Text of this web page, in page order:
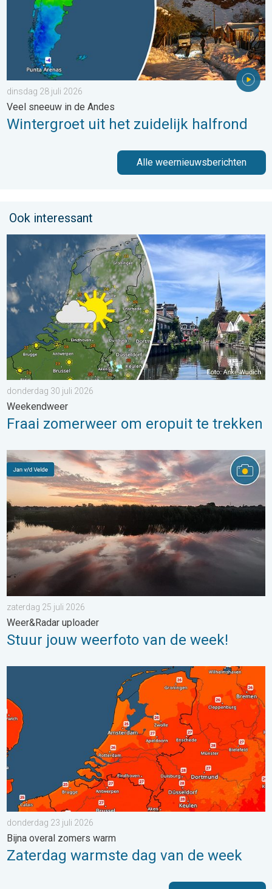
dinsdag 28 juli 2026
Veel sneeuw in de Andes
Wintergroet uit het zuidelijk halfrond
Alle weernieuwsberichten
Ook interessant
Fraai zomerweer om eropuit te trekken. Weekendweer. . .
donderdag 30 juli 2026
Weekendweer
Fraai zomerweer om eropuit te trekken
Stuur jouw weerfoto van de week!. Weer&Radar uploader. . .
zaterdag 25 juli 2026
Weer&Radar uploader
Stuur jouw weerfoto van de week!
Zaterdag warmste dag van de week. Bijna overal zomers
donderdag 23 juli 2026
Bijna overal zomers warm
Zaterdag warmste dag van de week